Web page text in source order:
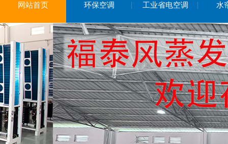
网站首页 环保空调 工业省电空调 水